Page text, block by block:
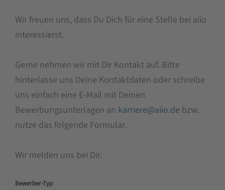
Wir freuen uns, dass Du Dich für eine Stelle bei aiio
interessierst.
Gerne nehmen wir mit Dir Kontakt auf. Bitte
hinterlasse uns Deine Kontaktdaten oder schreibe
uns einfach eine E-Mail mit Deinen
Bewerbungsunterlagen an karriere@aiio.de bzw.
nutze das folgende Formular.
Wir melden uns bei Dir.
Bewerber-Typ